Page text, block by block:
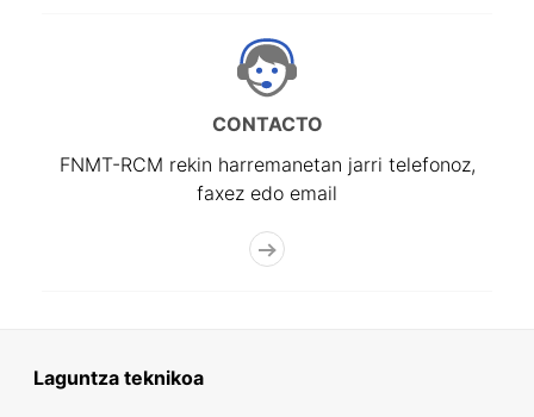
CONTACTO
FNMT-RCM rekin harremanetan jarri telefonoz,
faxez edo email
Laguntza teknikoa